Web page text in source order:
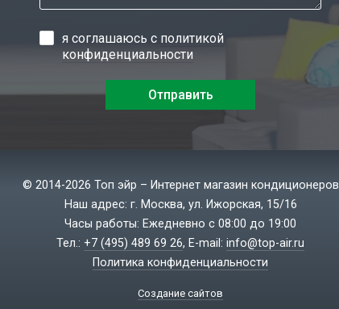
я соглашаюсь с политикой
конфиденциальности
© 2014-2026 Топ эйр – Интернет магазин кондиционеров
Наш адрес: г. Москва, ул. Ижорская, 15/16
Часы работы: Ежедневно с 08:00 до 19:00
Тел.: +7 (495) 489 69 26, E-mail: info@top-air.ru
Политика конфиденциальности
Создание сайтов